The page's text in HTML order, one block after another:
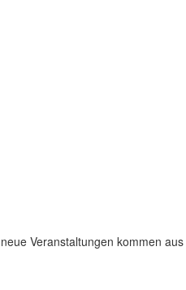
Veranstaltungen kommen